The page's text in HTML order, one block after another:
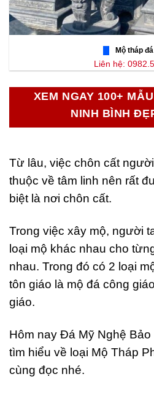
Mộ tháp
Liên hệ:
XEM NGAY 100+
NINH BÌNH
Từ lâu, việc chôn cất
thuộc về tâm linh nên rất
biệt là nơi chôn cất.
Trong việc xây mộ, người
loại mộ khác nhau cho
nhau. Trong đó có 2 loại
tôn giáo là mộ đá công
giáo.
Hôm nay Đá Mỹ Nghệ
tìm hiểu về loại Mộ Tháp
cùng đọc nhé.